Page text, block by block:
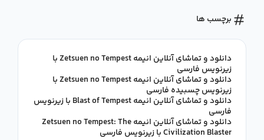
برچسب ها
دانلود و تماشای آنلاین انیمه Zetsuen no Tempest با
زیرنویس فارسی
دانلود و تماشای آنلاین انیمه Zetsuen no Tempest با
زیرنویس چسبیده فارسی
دانلود و تماشای آنلاین انیمه Blast of Tempest با زیرنویس
فارسی
دانلود و تماشای آنلاین انیمه Zetsuen no Tempest: The
Civilization Blaster با زیرنویس فارسی